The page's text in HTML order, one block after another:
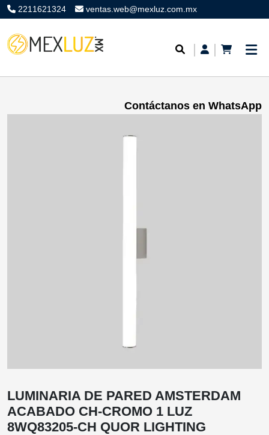
2211621324 ventas.web@mexluz.com.mx
Contáctanos en WhatsApp
LUMINARIA DE PARED AMSTERDAM
ACABADO CH-CROMO 1 LUZ
8WQ83205-CH QUOR LIGHTING